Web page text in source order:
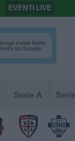
EVENTI LIVE
Serie A